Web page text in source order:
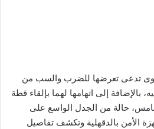
تدعى تعرضها للضرب والسب من
إلى اتهامها لهما بإلقاء قطة
حالة من الجدل الواسع على
الأمن بالدقهلية وتكشف تفاصيل